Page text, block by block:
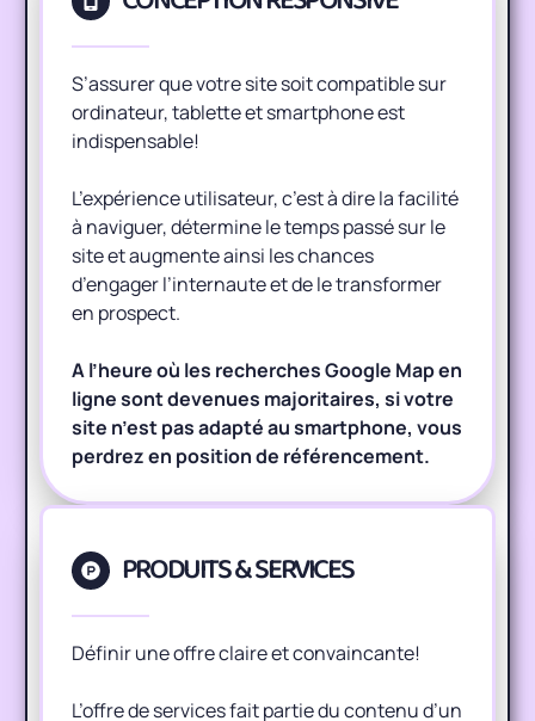
S’assurer que votre site soit compatible sur
ordinateur, tablette et smartphone est
indispensable!
L’expérience utilisateur, c’est à dire la facilité
à naviguer, détermine le temps passé sur le
site et augmente ainsi les chances
d’engager l’internaute et de le transformer
en prospect.
A l’heure où les recherches Google Map en
ligne sont devenues majoritaires, si votre
site n’est pas adapté au smartphone, vous
perdrez en position de référencement.
PRODUITS & SERVICES
Définir une offre claire et convaincante!
L’offre de services fait partie du contenu d’un